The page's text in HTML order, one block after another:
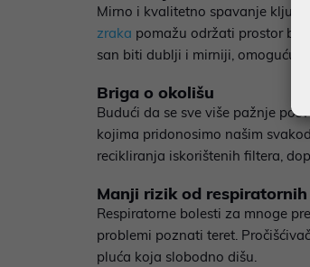
Mirno i kvalitetno spavanje
zraka pomažu održati prostor
san biti dublji i mirniji,
Briga o okolišu
Budući da se sve više pažnje
kojima pridonosimo našim
recikliranja iskorištenih filtera,
Manji rizik od
Respiratorne bolesti za mnoge
problemi poznati teret.
pluća koja slobodno dišu.